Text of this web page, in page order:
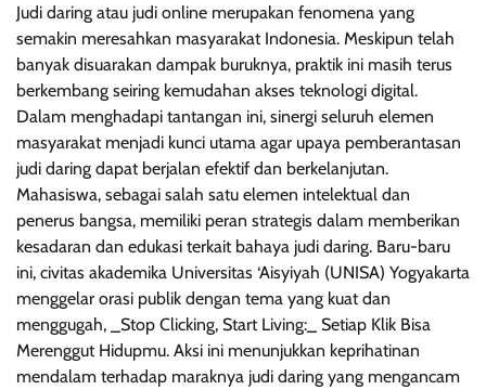
Judi daring atau judi online merupakan fenomena yang
semakin meresahkan masyarakat Indonesia. Meskipun telah
banyak disuarakan dampak buruknya, praktik ini masih terus
berkembang seiring kemudahan akses teknologi digital.
Dalam menghadapi tantangan ini, sinergi seluruh elemen
masyarakat menjadi kunci utama agar upaya pemberantasan
judi daring dapat berjalan efektif dan berkelanjutan.
Mahasiswa, sebagai salah satu elemen intelektual dan
penerus bangsa, memiliki peran strategis dalam memberikan
kesadaran dan edukasi terkait bahaya judi daring. Baru-baru
ini, civitas akademika Universitas ‘Aisyiyah (UNISA) Yogyakarta
menggelar orasi publik dengan tema yang kuat dan
menggugah, _Stop Clicking, Start Living:_ Setiap Klik Bisa
Merenggut Hidupmu. Aksi ini menunjukkan keprihatinan
mendalam terhadap maraknya judi daring yang mengancam